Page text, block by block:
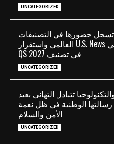
UNCATEGORIZED
تسجل حضورها في التصنيفات
الدولية بتقدم في U.S. News العالمي واستقرار
في تصنيف QS 2027
UNCATEGORIZED
تتبادل التهاني بعيد
رسالتها الوطنية في ظل نعمة
الأمن والسلام
UNCATEGORIZED